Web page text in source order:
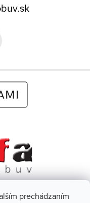
prechádzaním